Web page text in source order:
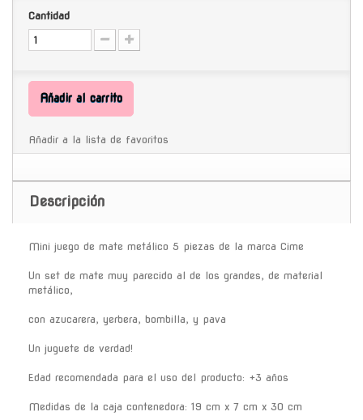
Cantidad
Añadir al carrito
Añadir a la lista de favoritos
Descripción
Mini juego de mate metálico 5 piezas de la marca Cime
Un set de mate muy parecido al de los grandes, de material
metálico,
con azucarera, yerbera, bombilla, y pava
Un juguete de verdad!
Edad recomendada para el uso del producto: +3 años
Medidas de la caja contenedora: 19 cm x 7 cm x 30 cm